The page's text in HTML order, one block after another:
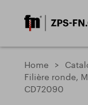
Home
Filière ronde,
CD72090